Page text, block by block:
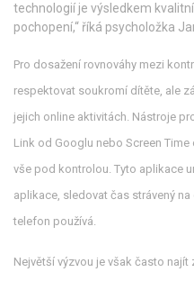
technologií je výsledkem
pochopení,“ říká psycholožka
Pro dosažení rovnováhy mezi
respektovat soukromí dítěte, ale
jejich online aktivitách. Nástroje
Link od Googlu nebo Screen
vše pod kontrolou. Tyto aplikace
aplikace, sledovat čas strávený
telefon používá.
Největší výzvou je však často